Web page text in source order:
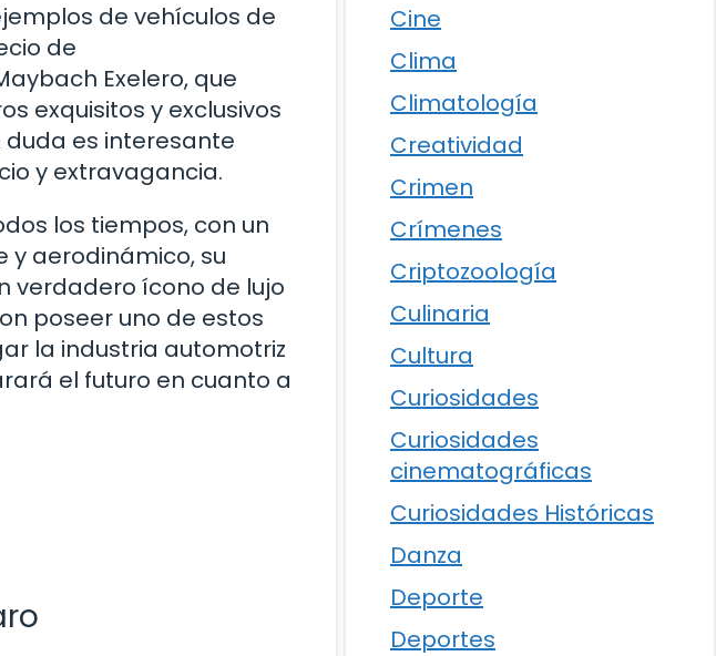
de vehículos de
de
Exelero, que
exquisitos y exclusivos
es interesante
y extravagancia.
los tiempos, con un
y aerodinámico, su
verdadero ícono de lujo
poseer uno de estos
la industria automotriz
el futuro en cuanto a
Cine
Clima
Climatología
Creatividad
Crimen
Crímenes
Criptozoología
Culinaria
Cultura
Curiosidades
Curiosidades
cinematográficas
Curiosidades Históricas
Danza
Deporte
Deportes